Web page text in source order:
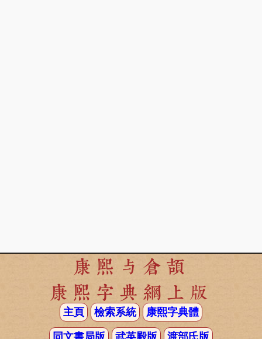
康熙与倉頡
康熙字典網上版
主頁 檢索系統 康熙字典體
同文書局版 武英殿版 渡部氏版